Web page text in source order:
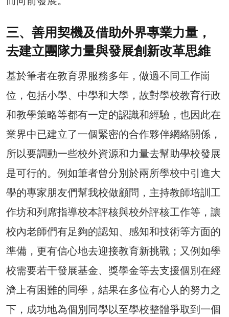
三、善用契機及借助外界專業力量，
去建立團隊力量與發展創新改革思維
基於筆者在教育界服務多年，做過不同工作崗
位，包括小學、中學和大學，故對學校教育行政
和教學策略等都有一定的認識和經驗，也因此在
業界中已建立了一個緊密的合作夥伴網絡關係，
所以要調動一些校外資源和力量去幫助學校發展
是可行的。例如筆者曾分別於兩所學校中引進大
學的專家朋友們幫我校做顧問，主持教師培訓工
作坊和列席指導校本評核與校外評核工作等，讓
校內老師們有足夠的認知、感知和技術等方面的
準備，更有信心地去迎接教育新挑戰；又例如學
校需要若干發展基金、獎學金等去支援個別在經
濟上有困難的同學，結果在多位有心人的努力之
下，成功地為個別同學以至學校整體爭取到一個